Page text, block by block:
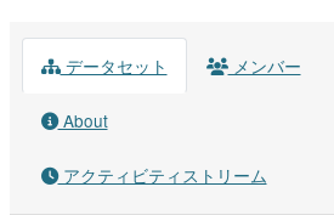
データセット メンバー
About
アクティビティストリーム